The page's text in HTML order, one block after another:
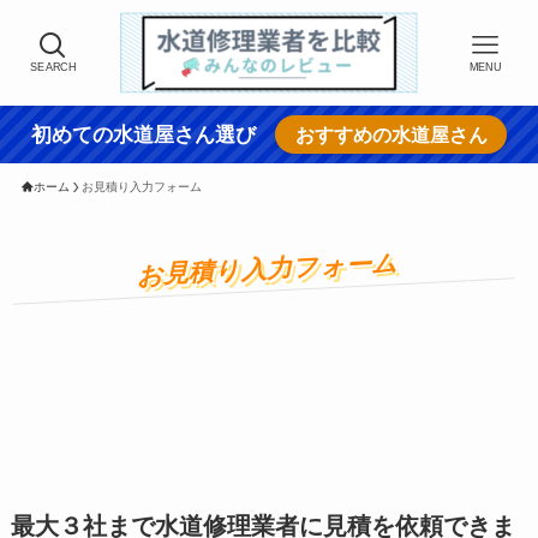
SEARCH MENU
初めての水道屋さん選び おすすめの水道屋さん
ホーム お見積り入力フォーム
お見積り入力フォーム
最大３社まで水道修理業者に見積を依頼できま